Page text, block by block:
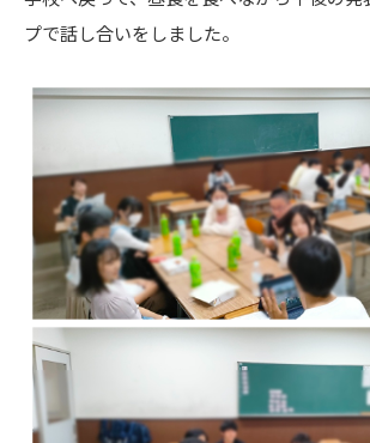
プで話し合いをしました。